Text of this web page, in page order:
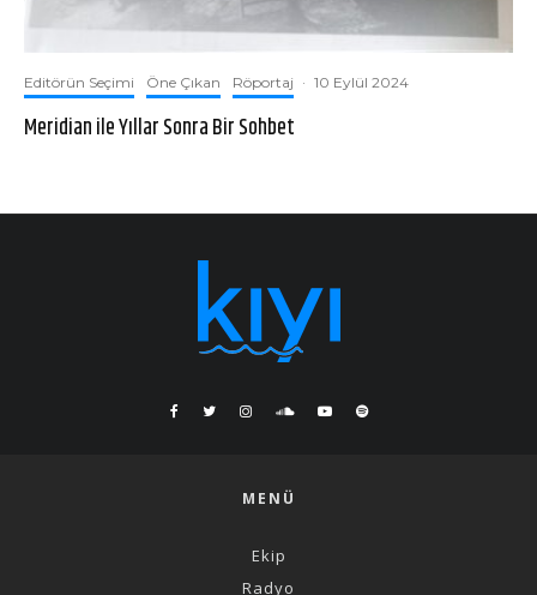
Editörün Seçimi Öne Çıkan Röportaj · 10 Eylül 2024
Meridian ile Yıllar Sonra Bir Sohbet
MENÜ
Ekip
Radyo